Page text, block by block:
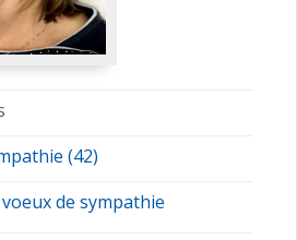
(42)
de sympathie